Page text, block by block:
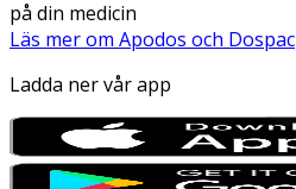
på din medicin
Läs mer om Apodos och Dospac
Ladda ner vår app